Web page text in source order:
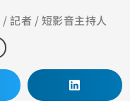
記者 / 短影音主持人